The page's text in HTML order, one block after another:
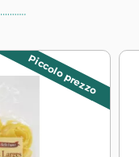
Piccolo prezzo